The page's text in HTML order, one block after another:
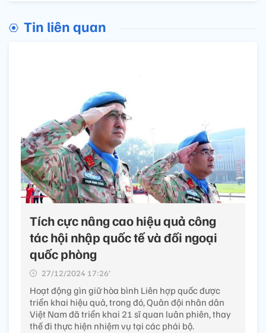
Tin liên quan
Tích cực nâng cao hiệu quả công
tác hội nhập quốc tế và đối ngoại
quốc phòng
27/12/2024 17:26’
Hoạt động gìn giữ hòa bình Liên hợp quốc được
triển khai hiệu quả, trong đó, Quân đội nhân dân
Việt Nam đã triển khai 21 sĩ quan luân phiên, thay
thế đi thực hiện nhiệm vụ tại các phái bộ.